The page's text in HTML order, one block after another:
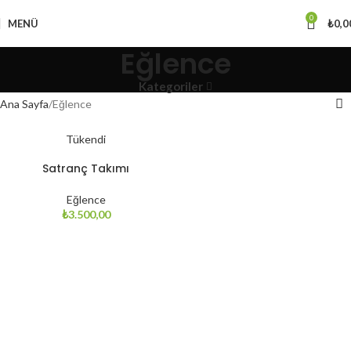
MENÜ 0 ₺
Eğlence
Kategoriler
Ana Sayfa Eğlence
Tükendi
Satranç Takımı
Eğlence
₺3.500,00